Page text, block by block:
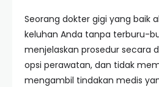
Seorang dokter gigi yang baik
keluhan Anda tanpa terburu-
menjelaskan prosedur secara
opsi perawatan, dan tidak
mengambil tindakan medis